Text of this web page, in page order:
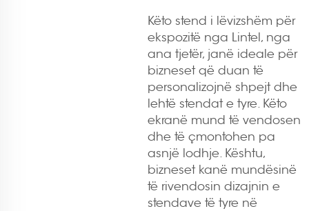
Këto stend i lëvizshëm për
ekspozitë nga Lintel, nga
ana tjetër, janë ideale për
bizneset që duan të
personalizojnë shpejt dhe
lehtë stendat e tyre. Këto
ekranë mund të vendosen
dhe të çmontohen pa
asnjë lodhje. Kështu,
bizneset kanë mundësinë
të rivendosin dizajnin e
stendave të tyre në